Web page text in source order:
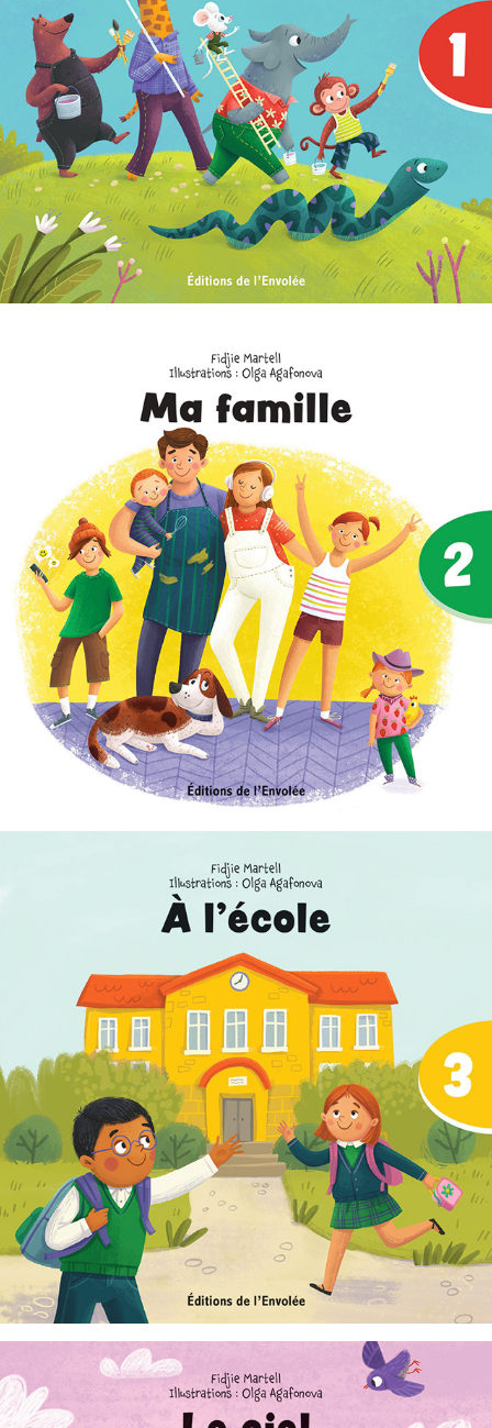
C'est parti, je lis ! 01 : Une pièce colorée
C'est parti, je lis ! 02 : Ma famille
C'est parti, je lis ! 03 : À l'école